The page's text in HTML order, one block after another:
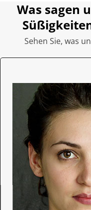
Was sagen
Sehen Sie, was